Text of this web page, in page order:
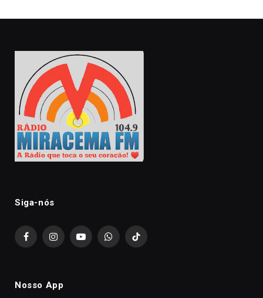
Siga-nós
FacebookInstagramYouTubeWhatsAppTikTok
Nosso App